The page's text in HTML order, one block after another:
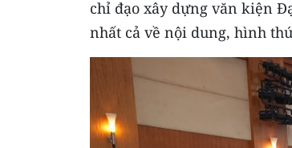
chỉ đạo xây dựng văn kiện
nhất cả về nội dung, hình